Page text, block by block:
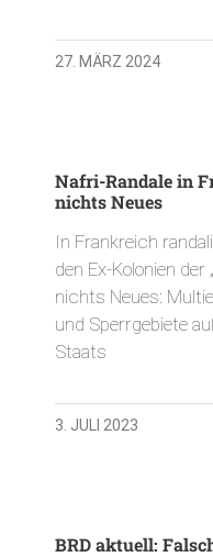
27. MÄRZ 2024
Nafri-Randale in
nichts Neues
In Frankreich
den Ex-Kolonien der
nichts Neues:
und Sperrgebiete
Staats
3. JULI 2023
BRD aktuell: